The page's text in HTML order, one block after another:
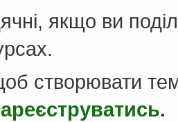
якщо ви
створювати
.